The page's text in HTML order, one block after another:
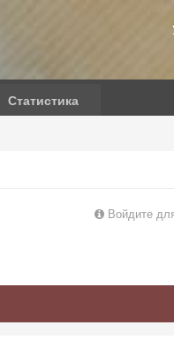
Статистика
Войдите